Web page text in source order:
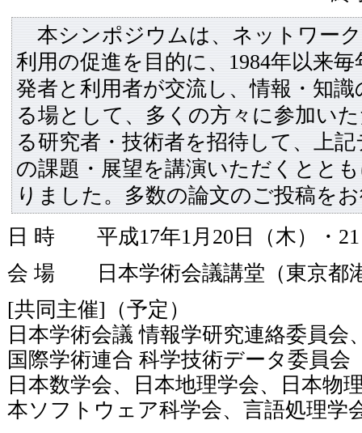
本シンポジウムは、ネットワー
利用の促進を目的に、1984年以来
発者と利用者が交流し、情報・知
る場として、多くの方々に参加い
る研究者・技術者を招待して、上
の課題・展望を講演いただくとと
りました。多数の論文のご投稿を
日 時 平成17年1月20日（木）・21
会 場 日本学術会議講堂（東京都
[共同主催]（予定）
日本学術会議 情報学研究連絡委員
国際学術連合 科学技術データ委員
日本数学会、日本地理学会、日本物
本ソフトウェア科学会、言語処理学